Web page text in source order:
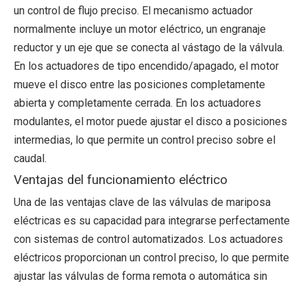
un control de flujo preciso. El mecanismo actuador
normalmente incluye un motor eléctrico, un engranaje
reductor y un eje que se conecta al vástago de la válvula.
En los actuadores de tipo encendido/apagado, el motor
mueve el disco entre las posiciones completamente
abierta y completamente cerrada. En los actuadores
modulantes, el motor puede ajustar el disco a posiciones
intermedias, lo que permite un control preciso sobre el
caudal.
Ventajas del funcionamiento eléctrico
Una de las ventajas clave de las válvulas de mariposa
eléctricas es su capacidad para integrarse perfectamente
con sistemas de control automatizados. Los actuadores
eléctricos proporcionan un control preciso, lo que permite
ajustar las válvulas de forma remota o automática sin